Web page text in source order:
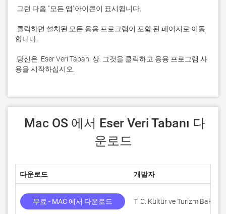
용을 시작하십시오.
운로드
다운로드 개발자
무료 - MAC 에서 다운로드 T. C. Kültür ve Turizm